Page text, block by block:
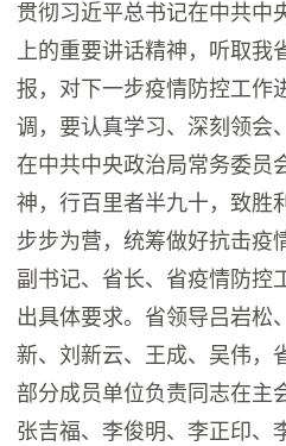
贯彻习近平总书记在中共中
上的重要讲话精神，听取我
报，对下一步疫情防控工作
调，要认真学习、深刻领会
在中共中央政治局常务委员
神，行百里者半九十，致胜
步步为营，统筹做好抗击疫
副书记、省长、省疫情防控
出具体要求。省领导吕岩松
新、刘新云、王成、吴伟，
部分成员单位负责同志在主
张吉福、李俊明、李正印、